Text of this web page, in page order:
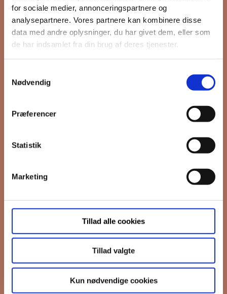
for sociale medier, annonceringspartnere og
analysepartnere. Vores partnere kan kombinere disse
data med andre oplysninger, du har givet dem, eller som
de har indsamlet fra din brug af deres tjenester.
Nødvendig
Præferencer
Statistik
Marketing
Tillad alle cookies
Tillad valgte
Kun nødvendige cookies
på Grønttorvet. I vores nyhedsbrev
sender vi blandt andet invitation til
VIP Åbent Hus, når vi sætter nye
boliger til salg, så du kan komme
Fornavn
Email